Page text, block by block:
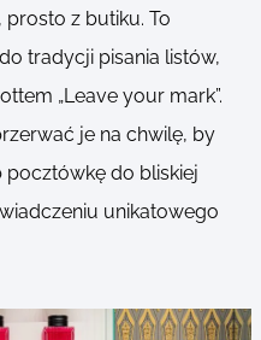
z butiku. To
tradycji pisania listów,
„Leave your mark”.
je na chwilę, by
pocztówkę do bliskiej
unikatowego